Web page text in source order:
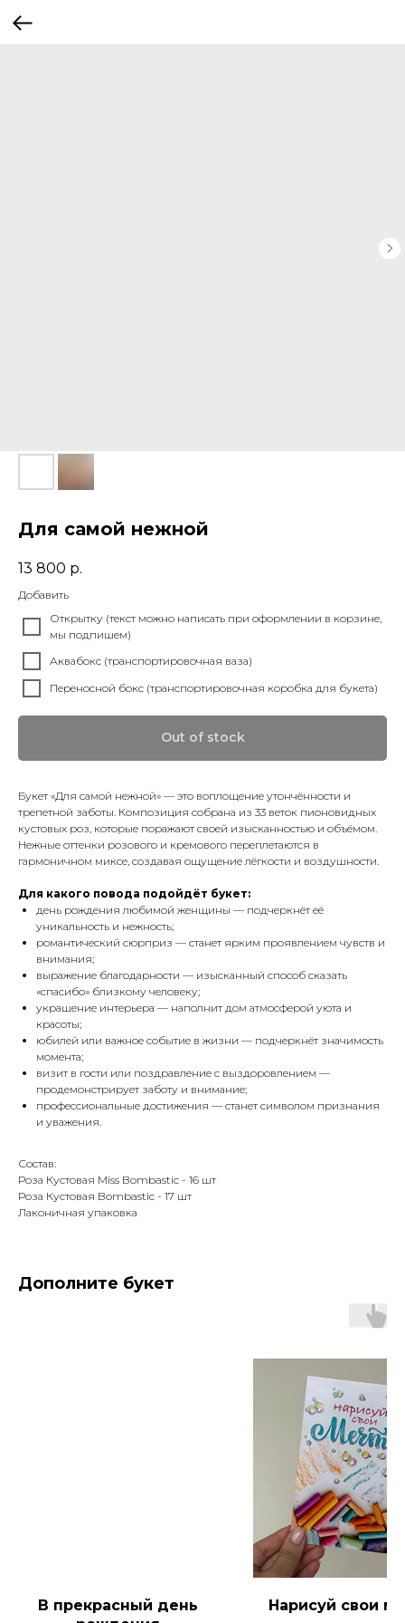
Для самой нежной
13 800 р.
Добавить
Открытку (текст можно написать при оформлении в корзине,
мы подпишем)
Аквабокс (транспортировочная ваза)
Переносной бокс (транспортировочная коробка для букета)
Out of stock
Букет «Для самой нежной» — это воплощение утончённости и
трепетной заботы. Композиция собрана из 33 веток пионовидных
кустовых роз, которые поражают своей изысканностью и объёмом.
Нежные оттенки розового и кремового переплетаются в
гармоничном миксе, создавая ощущение лёгкости и воздушности.
Для какого повода подойдёт букет:
день рождения любимой женщины — подчеркнёт её
уникальность и нежность;
романтический сюрприз — станет ярким проявлением чувств и
внимания;
выражение благодарности — изысканный способ сказать
«спасибо» близкому человеку;
украшение интерьера — наполнит дом атмосферой уюта и
красоты;
юбилей или важное событие в жизни — подчеркнёт значимость
момента;
визит в гости или поздравление с выздоровлением —
продемонстрирует заботу и внимание;
профессиональные достижения — станет символом признания
и уважения.
Состав:
Роза Кустовая Miss Bombastic - 16 шт
Роза Кустовая Bombastic - 17 шт
Лаконичная упаковка
Дополните букет
В прекрасный день
Нарисуй свои